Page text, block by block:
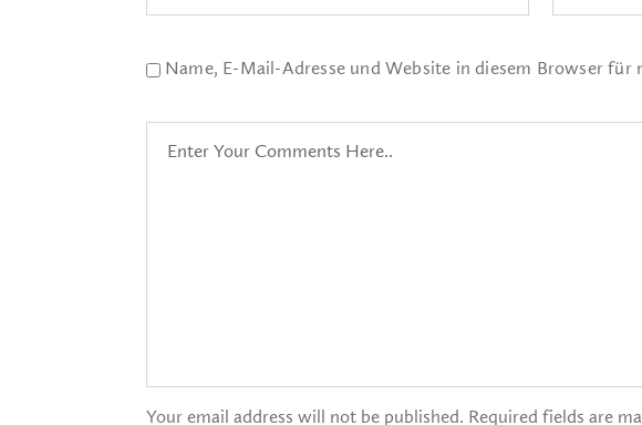
Name, E-Mail-Adresse und Website in diesem Browser für
Your email address will not be published. Required fields are